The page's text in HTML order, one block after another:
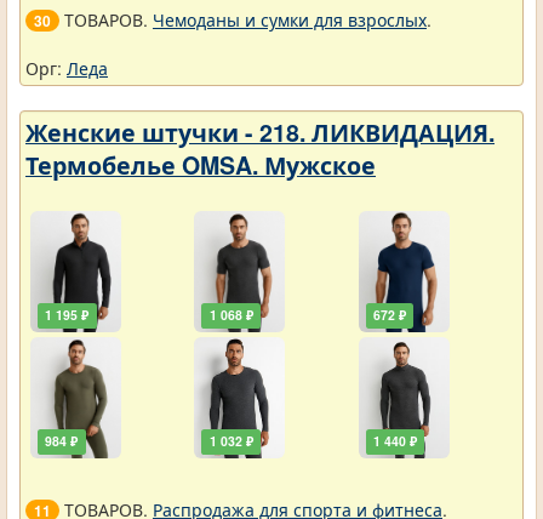
30 ТОВАРОВ. Чемоданы и сумки для взрослых.
Орг: Леда
Женские штучки - 218. ЛИКВИДАЦИЯ.
Термобелье OMSA. Мужское
1 195 ₽
984 ₽
1 068 ₽
1 032 ₽
672 ₽
1 440 ₽
11 ТОВАРОВ. Распродажа для спорта и фитнеса.